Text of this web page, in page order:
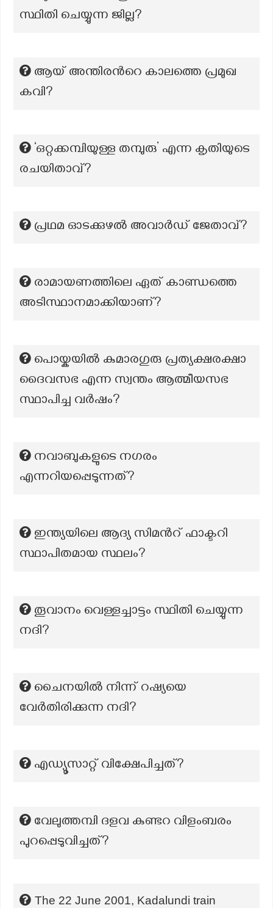
സ്ഥിതി ചെയ്യുന്ന ജില്ല?
ആയ് അന്തിരന്‍റെ കാലത്തെ പ്രമുഖ
കവി?
‘ഒറ്റക്കമ്പിയുള്ള തമ്പുരു’ എന്ന കൃതിയുടെ
രചയിതാവ്?
പ്രഥമ ഓടക്കുഴല്‍ അവാര്‍ഡ് ജേതാവ്?
രാമായണത്തിലെ ഏത് കാണ്ഡത്തെ
അടിസ്ഥാനമാക്കിയാണ്?
പൊയ്കയിൽ കുമാരഗുരു പ്രത്യക്ഷരക്ഷാ
ദൈവസഭ എന്ന സ്വന്തം ആത്മീയസഭ
സ്ഥാപിച്ച വർഷം?
നവാബുകളുടെ നഗരം
എന്നറിയപ്പെടുന്നത്?
ഇന്ത്യയിലെ ആദ്യ സിമൻറ് ഫാക്ടറി
സ്ഥാപിതമായ സ്ഥലം?
തൂവാനം വെള്ളച്ചാട്ടം സ്ഥിതി ചെയ്യുന്ന
നദി?
ചൈനയിൽ നിന്ന് റഷ്യയെ
വേർതിരിക്കുന്ന നദി?
എഡ്യൂസാറ്റ് വിക്ഷേപിച്ചത്?
വേലുത്തമ്പി ദളവ കുണ്ടറ വിളംബരം
പുറപ്പെടുവിച്ചത്?
The 22 June 2001, Kadalundi train